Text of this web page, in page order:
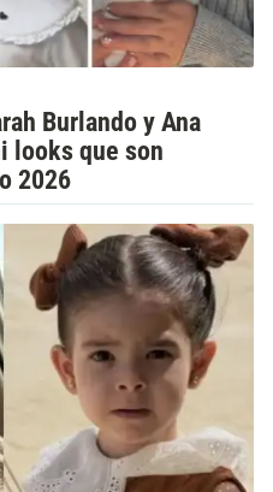
Burlando y Ana
looks que son
2026